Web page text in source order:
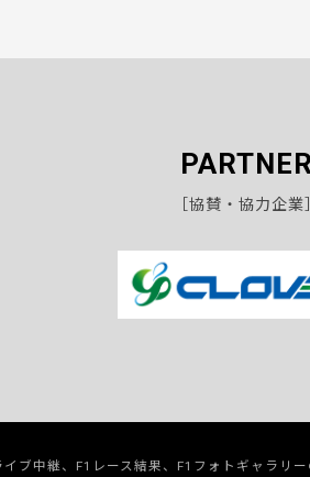
PARTNER
［協賛・協力企業
ブ中継、F1レース結果、F1フォトギャラリ